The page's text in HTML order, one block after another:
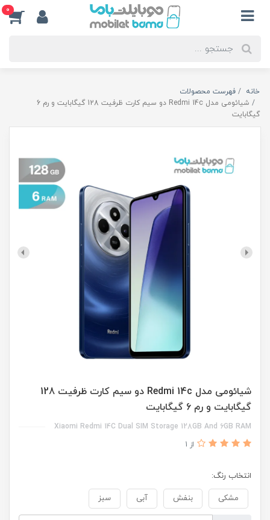
0
خانه
فهرست محصولات
شیائومی مدل Redmi 14c دو سیم کارت ظرفیت 128 گیگابایت و رم 6
گیگابایت
شیائومی مدل Redmi 14c دو سیم کارت ظرفیت 128
گیگابایت و رم 6 گیگابایت
Xiaomi Redmi 14C Dual SIM Storage 128GB And 6GB RAM
از 1
انتخاب رنگ:
مشکی بنفش آبی سبز